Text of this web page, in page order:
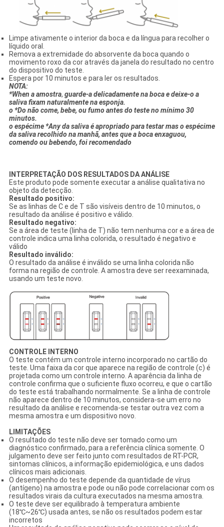
Limpe ativamente o interior da boca e da língua para recolher o
líquido oral.
Remova a extremidade do absorvente da boca quando o
movimento roxo da cor através da janela do resultado no centro
do dispositivo do teste.
Espera por 10 minutos e para ler os resultados.
NOTA:
*When a amostra, guarde-a delicadamente na boca e deixe-o a
saliva fixam naturalmente na esponja.
o *Do não come, bebe, ou fumo antes do teste no mínimo 30
minutos.
o espécime *Any da saliva é apropriado para testar mas o espécime
da saliva recolhido na manhã, antes que a boca enxaguou,
comendo ou bebendo, foi recomendado
INTERPRETAÇÃO DOS RESULTADOS DA ANÁLISE
Este produto pode somente executar a análise qualitativa no
objeto da detecção.
Resultado positivo:
Se as linhas de C e de T são visíveis dentro de 10 minutos, o
resultado da análise é positivo e válido.
Resultado negativo:
Se a área de teste (linha de T) não tem nenhuma cor e a área de
controle indica uma linha colorida, o resultado é negativo e
válido
Resultado inválido:
O resultado da análise é inválido se uma linha colorida não
forma na região de controle. A amostra deve ser reexaminada,
usando um teste novo.
CONTROLE INTERNO
O teste contém um controle interno incorporado no cartão do
teste. Uma faixa da cor que aparece na região de controle (c) é
projetada como um controle interno. A aparência da linha de
controle confirma que o suficiente fluxo ocorreu, e que o cartão
do teste está trabalhando normalmente. Se a linha de controle
não aparece dentro de 10 minutos, considera-se um erro no
resultado da análise e recomenda-se testar outra vez com a
mesma amostra e um dispositivo novo.
LIMITAÇÕES
O resultado do teste não deve ser tomado como um
diagnóstico confirmado, para a referência clínica somente. O
julgamento deve ser feito junto com resultados de RT-PCR,
sintomas clínicos, a informação epidemiológica, e uns dados
clínicos mais adicionais.
O desempenho do teste depende da quantidade de vírus
(antígeno) na amostra e pode ou não pode correlacionar com os
resultados virais da cultura executados na mesma amostra.
O teste deve ser equilibrado à temperatura ambiente
(18℃~26℃) usada antes, se não os resultados podem estar
incorretos